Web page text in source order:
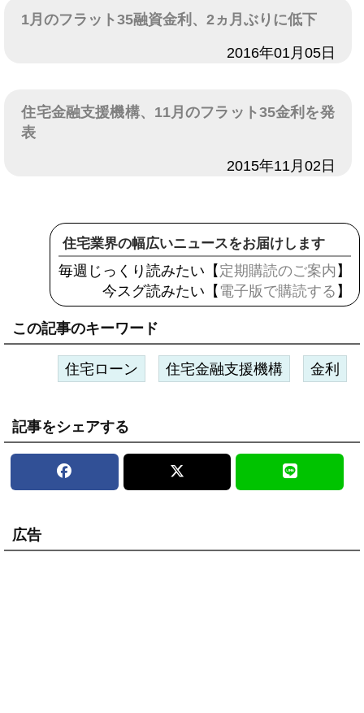
1月のフラット35融資金利、2ヵ月ぶりに低下
2016年01月05日
住宅金融支援機構、11月のフラット35金利を発
表
2015年11月02日
住宅業界の幅広いニュースをお届けします
毎週じっくり読みたい【 定期購読のご案内 】
今スグ読みたい【 電子版で購読する 】
この記事のキーワード
住宅ローン 住宅金融支援機構 金利
記事をシェアする
広告